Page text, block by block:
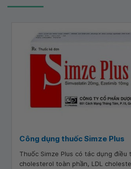
Công dụng thuốc Simze Plus
Thuốc Simze Plus có tác dụng điều
cholesterol toàn phần, LDL